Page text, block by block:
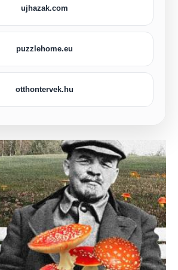
ujhazak.com
puzzlehome.eu
otthontervek.hu